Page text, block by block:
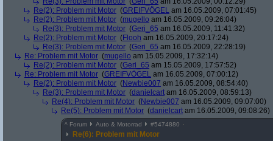
Re(2): Problem mit Motor (GREIFVÖGEL am 16.05.2009, 07:01:45)
Re(2): Problem mit Motor (mugello am 16.05.2009, 09:26:04)
Re(3): Problem mit Motor (Geri_65 am 16.05.2009, 11:41:32)
Re(2): Problem mit Motor (Flooh am 16.05.2009, 20:17:24)
Re(3): Problem mit Motor (Geri_65 am 16.05.2009, 22:28:19)
Re: Problem mit Motor (mugello am 15.05.2009, 17:32:14)
Re(2): Problem mit Motor (Geri_65 am 15.05.2009, 17:57:52)
Re: Problem mit Motor (GREIFVÖGEL am 16.05.2009, 07:00:12)
Re(2): Problem mit Motor (Newbie007 am 16.05.2009, 08:54:40)
Re(3): Problem mit Motor (danielcart am 16.05.2009, 08:59:13)
Re(4): Problem mit Motor (Newbie007 am 16.05.2009, 09:07:00)
Re(5): Problem mit Motor (danielcart am 16.05.2009, 09:08:26)
^ Forum Auto & Motorrad #5474880
Re(6): Problem mit Motor